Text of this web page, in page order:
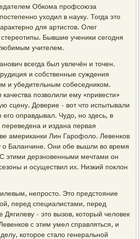
Обкома профсоюза
уходил в науку. Тогда это
для артистов. Олег
Бывшие ученики сегодня
учителем.
всегда был увлечён и точен.
и собственные суждения
и убедительным собеседником.
позволили ему «привести»
сцену. Доверие - вот что испытывали
оправдывал. Чудо, но здесь, в
и издана первая
американки Лин Гарофоло. Левенков
о Баланчине. Они обе вышли во время
С этими дерзновенными мечтами он
и осуществил их. Низкий поклон
непросто. Это предстояние
перед специалистами, перед
- это вызов, который человек
с этим умел справляться, и
которое стало генеральной